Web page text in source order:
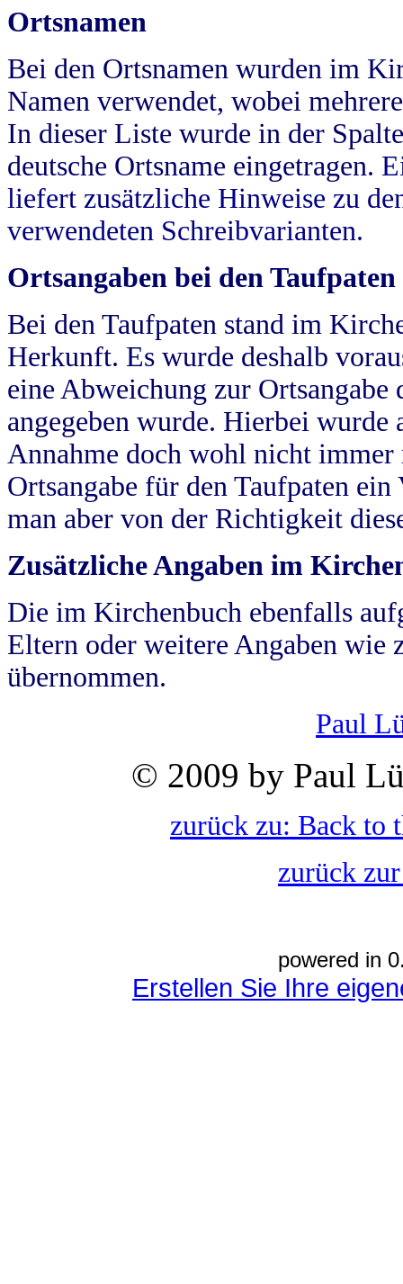
Ortsnamen
Bei den Ortsnamen wurden im
Namen verwendet, wobei
In dieser Liste wurde in der
deutsche Ortsname eingetragen.
liefert zusätzliche Hinweise zu
verwendeten Schreibvarianten.
Ortsangaben bei den Taufpaten
Bei den Taufpaten stand im
Herkunft. Es wurde deshalb
eine Abweichung zur
angegeben wurde. Hierbei wurde
Annahme doch wohl nicht
Ortsangabe für den Taufpaten
man aber von der Richtigkeit
Zusätzliche Angaben im
Die im Kirchenbuch ebenfalls
Eltern oder weitere Angaben wie
übernommen.
Paul
© 2009 by Paul
zurück zu: Back to
zurück
powered in
Erstellen Sie Ihre